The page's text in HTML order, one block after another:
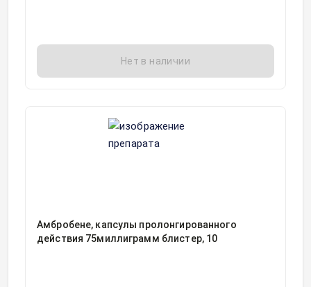
Нет в наличии
Амбробене, капсулы пролонгированного
действия 75миллиграмм блистер, 10